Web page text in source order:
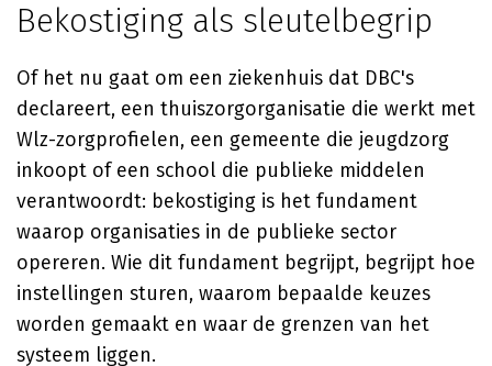
Bekostiging als sleutelbegrip
Of het nu gaat om een ziekenhuis dat DBC's
declareert, een thuiszorgorganisatie die werkt met
Wlz-zorgprofielen, een gemeente die jeugdzorg
inkoopt of een school die publieke middelen
verantwoordt: bekostiging is het fundament
waarop organisaties in de publieke sector
opereren. Wie dit fundament begrijpt, begrijpt hoe
instellingen sturen, waarom bepaalde keuzes
worden gemaakt en waar de grenzen van het
systeem liggen.